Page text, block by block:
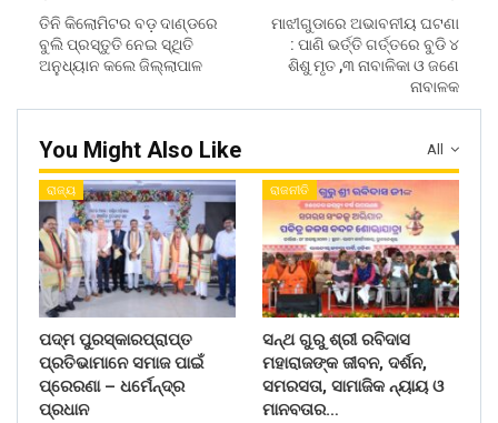
ତିନି କିଲୋମିଟର ବଡ଼ ଦାଣ୍ଡରେ
ବୁଲି ପ୍ରସ୍ତୁତି ନେଇ ସ୍ଥିତି
ଅନୁଧ୍ୟାନ କଲେ ଜିଲ୍ଲାପାଳ
ମାଝୀଗୁଡାରେ ଅଭାବନୀୟ ଘଟଣା
: ପାଣି ଭର୍ତ୍ତି ଗର୍ତ୍ତରେ ବୁଡି ୪
ଶିଶୁ ମୃତ ,୩ ନାବାଳିକା ଓ ଜଣେ
ନାବାଳକ
All
You Might Also Like
ରାଜ୍ୟ
ପଦ୍ମ ପୁରସ୍କାରପ୍ରାପ୍ତ
ପ୍ରତିଭାମାନେ ସମାଜ ପାଇଁ
ପ୍ରେରଣା – ଧର୍ମେନ୍ଦ୍ର
ପ୍ରଧାନ
ରାଜନୀତି
ସନ୍ଥ ଗୁରୁ ଶ୍ରୀ ରବିଦାସ
ମହାରାଜଙ୍କ ଜୀବନ, ଦର୍ଶନ,
ସମରସତା, ସାମାଜିକ ନ୍ୟାୟ ଓ
ମାନବତାର…